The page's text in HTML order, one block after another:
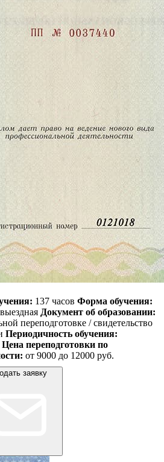
137 часов Форма обучения:
Документ об образовании:
переподготовке / свидетельство
Периодичность обучения:
Цена переподготовки по
от 9000 до 12000 руб.